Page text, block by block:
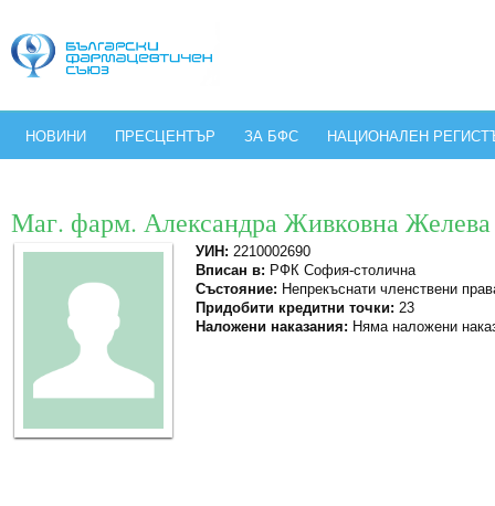
НОВИНИ ПРЕСЦЕНТЪР ЗА БФС НАЦИОНАЛЕН
Маг. фарм. Александра Живковна Желева
УИН: 2210002690
Вписан в: РФК София-столична
Състояние: Непрекъснати членствени
Придобити кредитни точки: 23
Наложени наказания: Няма наложени